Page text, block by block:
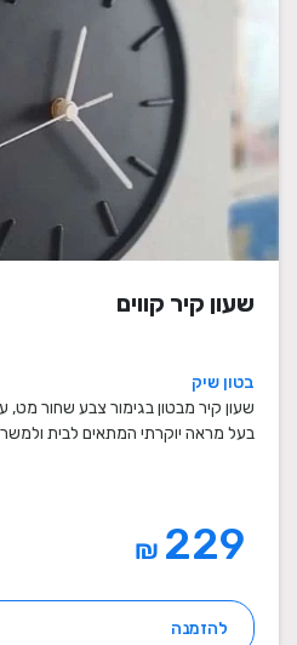
שעון קיר קווים
בטון שיק
שעון קיר מבטון בגימור צבע שחור מט,
בעל מראה יוקרתי המתאים לבית
₪
להזמנה